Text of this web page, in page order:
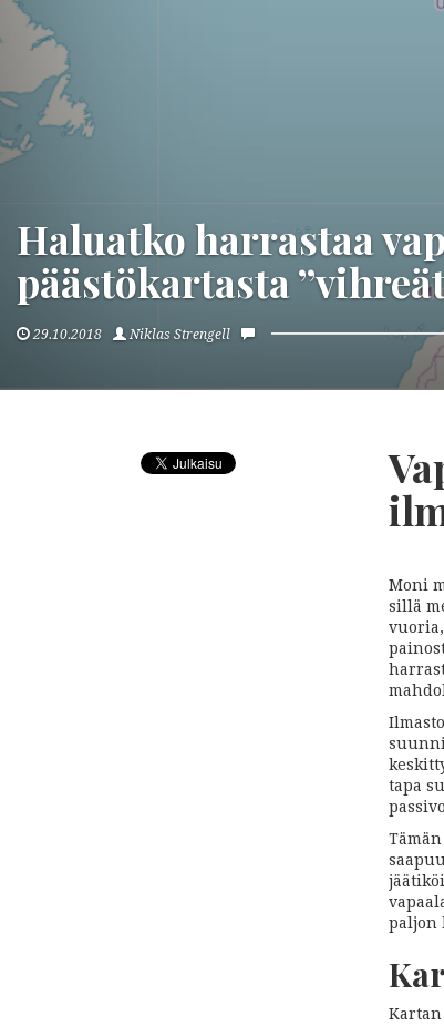
Haluatko harrastaa
päästökartasta
29.10.2018 Niklas Strengell
Moni
sillä
tapa
paljon